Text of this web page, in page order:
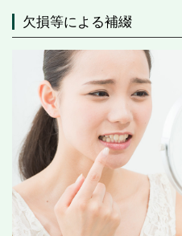
欠損等による補綴